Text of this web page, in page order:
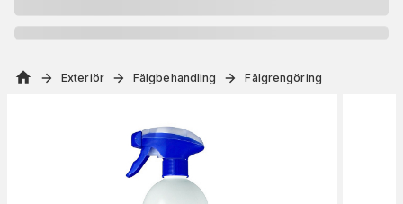
Exteriör Fälgbehandling Fälgrengöring